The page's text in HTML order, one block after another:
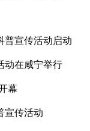
普宣传活动启动
动在咸宁举行
幕
宣传活动